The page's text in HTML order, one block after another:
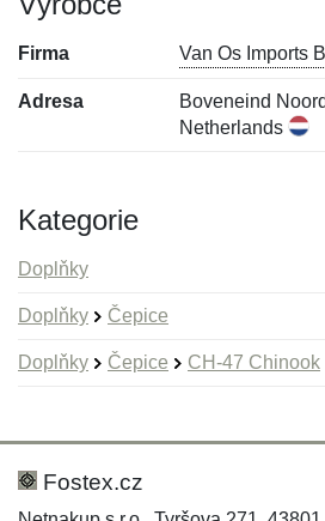
Firma Van Os Imports
Adresa
Boveneind
Netherlands
Kategorie
Doplňky
Doplňky Čepice
Doplňky Čepice CH-47 Chinook
Hodnocení:
Jméno:
Fostex.cz